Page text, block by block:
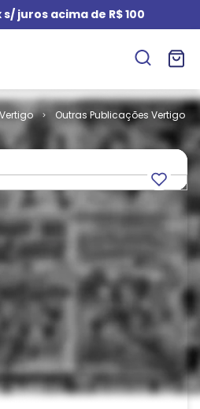
juros acima de R$ 100
Vertigo
Outras Publicações Vertigo